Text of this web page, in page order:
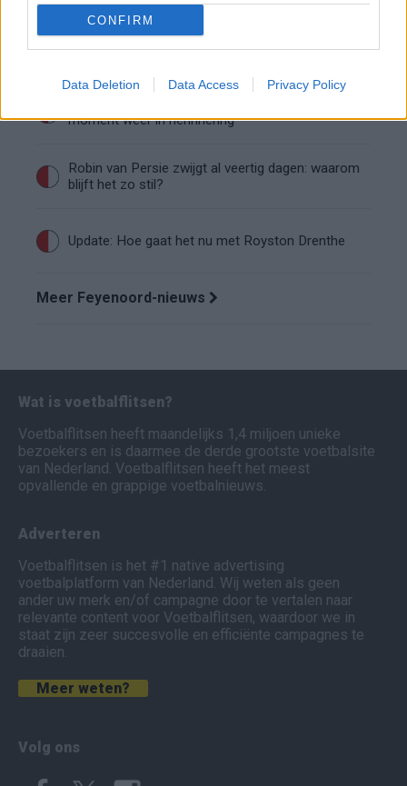
CONFIRM
Data Deletion Data Access Privacy Policy
Vier oud-Eredivisionisten kunnen
wereldkampioen worden
moment weer in herinnering
Robin van Persie zwijgt al veertig dagen: waarom
blijft het zo stil?
Update: Hoe gaat het nu met Royston Drenthe
Meer Feyenoord-nieuws
Wat is voetbalflitsen?
Voetbalflitsen heeft maandelijks 1,4 miljoen unieke
bezoekers en is daarmee de derde grootste voetbalsite
van Nederland. Voetbalflitsen heeft het meest
opvallende en grappige voetbalnieuws.
Adverteren
Voetbalflitsen is het #1 native advertising
voetbalplatform van Nederland. Wij weten als geen
ander uw merk en/of campagne door te vertalen naar
relevante content voor Voetbalflitsen, waardoor we in
staat zijn zeer succesvolle en efficiënte campagnes te
draaien.
Meer weten?
Volg ons